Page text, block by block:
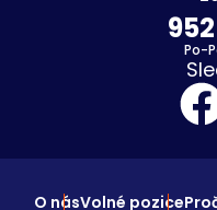
Po-
O násVolné pozice